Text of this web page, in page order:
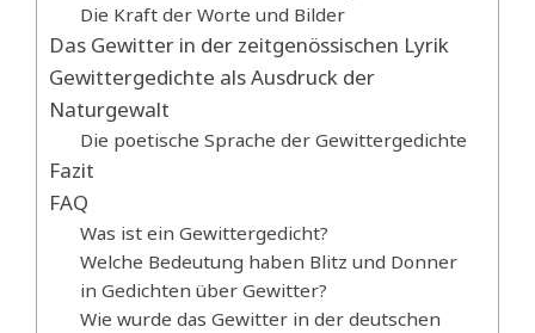
Die Kraft der Worte und Bilder
Das Gewitter in der zeitgenössischen Lyrik
Gewittergedichte als Ausdruck der
Naturgewalt
Die poetische Sprache der Gewittergedichte
Fazit
FAQ
Was ist ein Gewittergedicht?
Welche Bedeutung haben Blitz und Donner
in Gedichten über Gewitter?
Wie wurde das Gewitter in der deutschen